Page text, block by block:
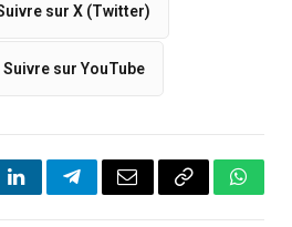
sur X (Twitter)
Suivre sur YouTube
LinkedInTelegramEmail Copy